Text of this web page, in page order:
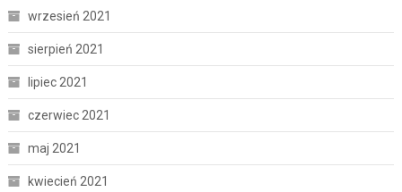
wrzesień 2021
sierpień 2021
lipiec 2021
czerwiec 2021
maj 2021
kwiecień 2021